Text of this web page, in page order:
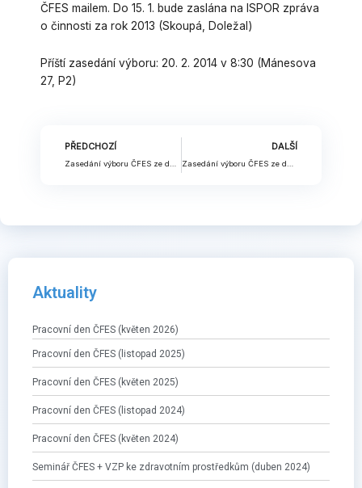
ČFES mailem. Do 15. 1. bude zaslána na ISPOR zpráva
o činnosti za rok 2013 (Skoupá, Doležal)
Příští zasedání výboru: 20. 2. 2014 v 8:30 (Mánesova
27, P2)
Prev
PŘEDCHOZÍ DALŠÍ
Aktuality
Pracovní den ČFES (květen 2026)
Pracovní den ČFES (listopad 2025)
Pracovní den ČFES (květen 2025)
Pracovní den ČFES (listopad 2024)
Pracovní den ČFES (květen 2024)
Seminář ČFES + VZP ke zdravotním prostředkům (duben 2024)